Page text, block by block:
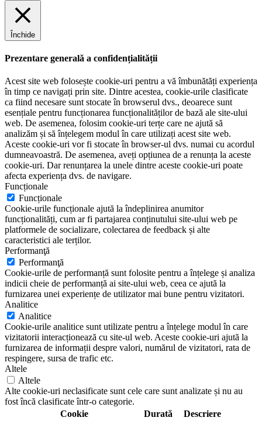
Închide
Prezentare generală a confidențialității
Acest site web folosește cookie-uri pentru a vă îmbunătăți experiența
în timp ce navigați prin site. Dintre acestea, cookie-urile clasificate
ca fiind necesare sunt stocate în browserul dvs., deoarece sunt
esențiale pentru funcționarea funcționalităților de bază ale site-ului
web. De asemenea, folosim cookie-uri terțe care ne ajută să
analizăm și să înțelegem modul în care utilizați acest site web.
Aceste cookie-uri vor fi stocate în browser-ul dvs. numai cu acordul
dumneavoastră. De asemenea, aveți opțiunea de a renunța la aceste
cookie-uri. Dar renunțarea la unele dintre aceste cookie-uri poate
afecta experiența dvs. de navigare.
Funcționale
Funcționale
Cookie-urile funcționale ajută la îndeplinirea anumitor
funcționalități, cum ar fi partajarea conținutului site-ului web pe
platformele de socializare, colectarea de feedback și alte
caracteristici ale terților.
Performanţă
Performanţă
Cookie-urile de performanță sunt folosite pentru a înțelege și analiza
indicii cheie de performanță ai site-ului web, ceea ce ajută la
furnizarea unei experiențe de utilizator mai bune pentru vizitatori.
Analitice
Analitice
Cookie-urile analitice sunt utilizate pentru a înțelege modul în care
vizitatorii interacționează cu site-ul web. Aceste cookie-uri ajută la
furnizarea de informații despre valori, numărul de vizitatori, rata de
respingere, sursa de trafic etc.
Altele
Altele
Alte cookie-uri neclasificate sunt cele care sunt analizate și nu au
fost încă clasificate într-o categorie.
Cookie
Durată
Descriere